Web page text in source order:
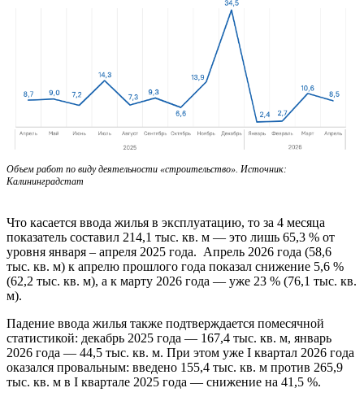
Объем работ по виду деятельности «строительство». Источник:
Калининградстат
Что касается ввода жилья в эксплуатацию, то за 4 месяца
показатель составил 214,1 тыс. кв. м — это лишь 65,3 % от
уровня января – апреля 2025 года. Апрель 2026 года (58,6
тыс. кв. м) к апрелю прошлого года показал снижение 5,6 %
(62,2 тыс. кв. м), а к марту 2026 года — уже 23 % (76,1 тыс. кв.
м).
Падение ввода жилья также подтверждается помесячной
статистикой: декабрь 2025 года — 167,4 тыс. кв. м, январь
2026 года — 44,5 тыс. кв. м. При этом уже I квартал 2026 года
оказался провальным: введено 155,4 тыс. кв. м против 265,9
тыс. кв. м в I квартале 2025 года — снижение на 41,5 %.